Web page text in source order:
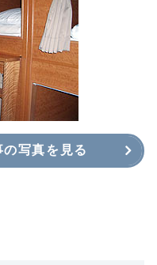
写真を見る